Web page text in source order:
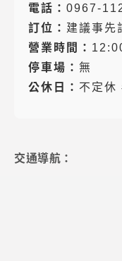
電話： 0967-
訂位： 建議事先
營業時間：
停車場： 無
公休日： 不定休
交通導航：